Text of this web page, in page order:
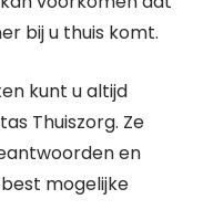
bij u thuis komt.
kunt u altijd
Thuiszorg. Ze
en
mogelijke